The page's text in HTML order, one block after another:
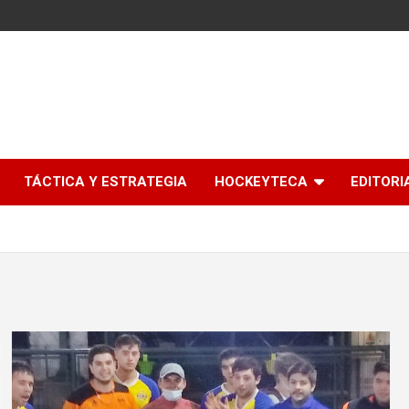
TÁCTICA Y ESTRATEGIA HOCKEYTECA